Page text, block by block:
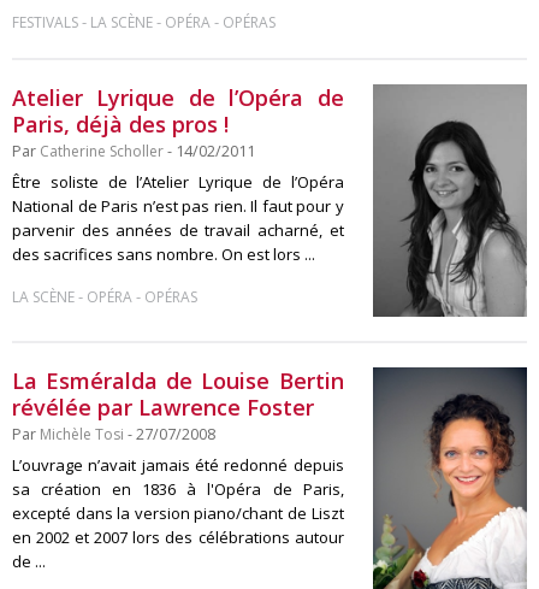
FESTIVALS- LA SCÈNE- OPÉRA- OPÉRAS
Atelier Lyrique de l’Opéra de
Paris, déjà des pros !
Par Catherine Scholler- 14/02/2011
Être soliste de l’Atelier Lyrique de l’Opéra
National de Paris n’est pas rien. Il faut pour y
parvenir des années de travail acharné, et
des sacrifices sans nombre. On est lors ...
LA SCÈNE- OPÉRA- OPÉRAS
La Esméralda de Louise Bertin
révélée par Lawrence Foster
Par Michèle Tosi - 27/07/2008
L’ouvrage n’avait jamais été redonné depuis
sa création en 1836 à l'Opéra de Paris,
excepté dans la version piano/chant de Liszt
en 2002 et 2007 lors des célébrations autour
de ...